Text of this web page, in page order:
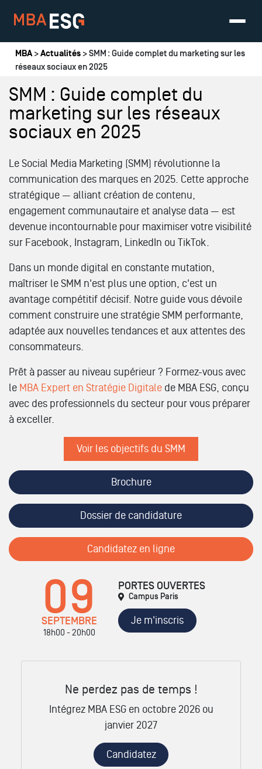
Vous êtes ici
MBA>Actualités > SMM : Guide complet du marketing sur les
réseaux sociaux en 2025
SMM : Guide complet du
marketing sur les réseaux
sociaux en 2025
Le Social Media Marketing (SMM) révolutionne la
communication des marques en 2025. Cette approche
stratégique — alliant création de contenu,
engagement communautaire et analyse data — est
devenue incontournable pour maximiser votre visibilité
sur Facebook, Instagram, LinkedIn ou TikTok.
Dans un monde digital en constante mutation,
maîtriser le SMM n'est plus une option, c'est un
avantage compétitif décisif. Notre guide vous dévoile
comment construire une stratégie SMM performante,
adaptée aux nouvelles tendances et aux attentes des
consommateurs.
Prêt à passer au niveau supérieur ? Formez-vous avec
le MBA Expert en Stratégie Digitale de MBA ESG, conçu
avec des professionnels du secteur pour vous préparer
à exceller.
Voir les objectifs du SMM
Brochure
Dossier de candidature
Candidatez en ligne
09
SEPTEMBRE
18h00 - 20h00
PORTES OUVERTES
Campus Paris
Je m'inscris
Ne perdez pas de temps !
Intégrez MBA ESG en octobre 2026 ou
janvier 2027
Candidatez